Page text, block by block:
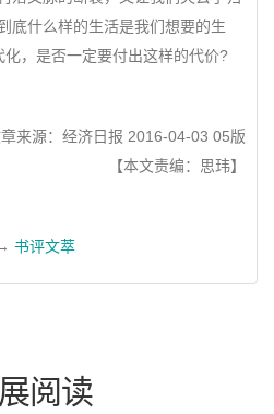
底什么样的生活是我们想要的生
，是否一定要付出这样的代价?
来源：经济日报 2016-04-03 05版
【本文责编：思玮】
书评文萃
阅读